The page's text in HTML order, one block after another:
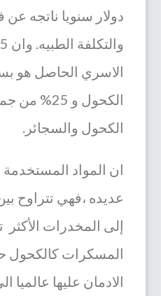
دولار سنويا ناتجه عن
الاسري الحاصل هو
الكحول و
الكحول والسجائر.
ان المواد المستخدمة
عديده ،فهي تتراوح
إلى المخدرات الأكثر
المسكرات كالكحول
الادمان عليها عالميا